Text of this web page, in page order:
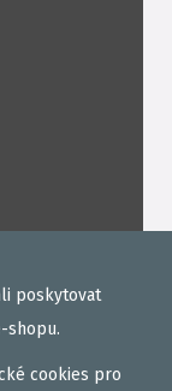
poskytovat
shopu.
cookies pro